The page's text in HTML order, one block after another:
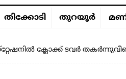
തിക്കോടി തുറയൂര്‍
ക്ലോക്ക് ടവർ